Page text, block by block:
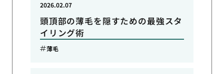
頭頂部の薄毛を隠すための最強スタ
イリング術
2026.02.07
薄毛